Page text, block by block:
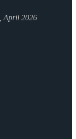
April 2026